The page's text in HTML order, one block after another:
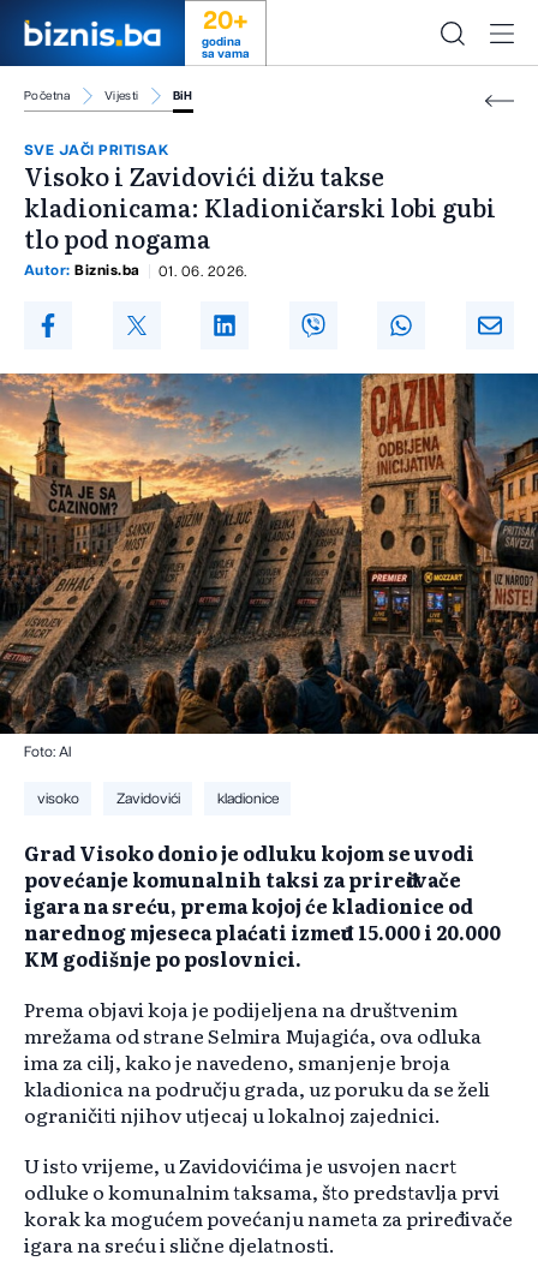
20+
godina
sa vama
Početna Vijesti BiH
SVE JAČI PRITISAK
Visoko i Zavidovići dižu takse
kladionicama: Kladioničarski lobi gubi
tlo pod nogama
Autor: Biznis.ba 01. 06. 2026.
Foto: AI
visoko Zavidovići kladionice
Grad Visoko donio je odluku kojom se uvodi
povećanje komunalnih taksi za priređivače
igara na sreću, prema kojoj će kladionice od
narednog mjeseca plaćati između 15.000 i 20.000
KM godišnje po poslovnici.
Prema objavi koja je podijeljena na društvenim
mrežama od strane Selmira Mujagića, ova odluka
ima za cilj, kako je navedeno, smanjenje broja
kladionica na području grada, uz poruku da se želi
ograničiti njihov utjecaj u lokalnoj zajednici.
U isto vrijeme, u Zavidovićima je usvojen nacrt
odluke o komunalnim taksama, što predstavlja prvi
korak ka mogućem povećanju nameta za priređivače
igara na sreću i slične djelatnosti.